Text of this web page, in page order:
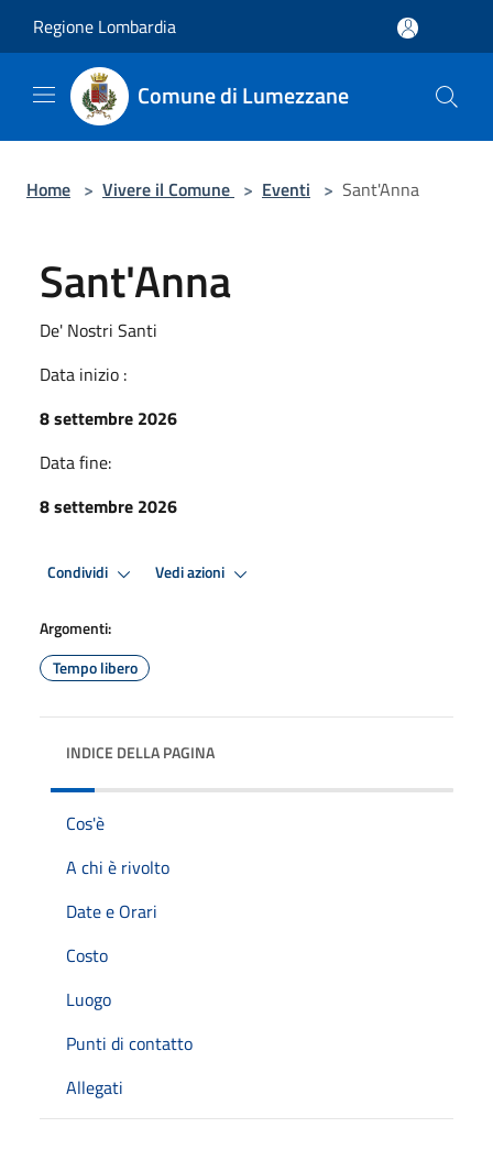
Regione Lombardia
Comune di Lumezzane
Home > Vivere il Comune > Eventi > Sant'Anna
Sant'Anna
De' Nostri Santi
Data inizio :
8 settembre 2026
Data fine:
8 settembre 2026
Condividi Vedi azioni
Argomenti:
Tempo libero
INDICE DELLA PAGINA
Cos'è
A chi è rivolto
Date e Orari
Costo
Luogo
Punti di contatto
Allegati